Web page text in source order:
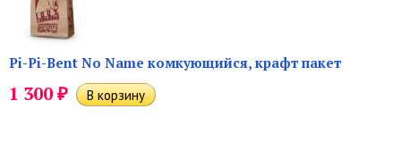
Pi-Pi-Bent No Name комкующийся, крафт пакет
1 300₽